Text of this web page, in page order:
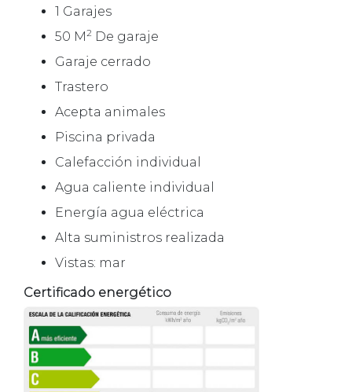
1 Garajes
50 M2 De garaje
Garaje cerrado
Trastero
Acepta animales
Piscina privada
Calefacción individual
Agua caliente individual
Energía agua eléctrica
Alta suministros realizada
Vistas: mar
Certificado energético